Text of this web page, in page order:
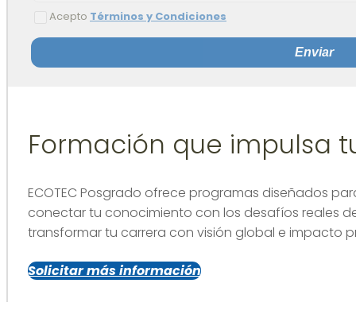
Acepto Términos y Condiciones
Enviar
Formación que impulsa
ECOTEC Posgrado ofrece programas diseñados
conectar tu conocimiento con los desafíos reales
transformar tu carrera con visión global e impacto
Solicitar más información